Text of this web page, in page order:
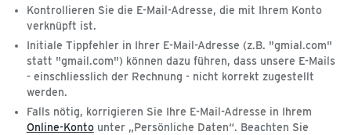
ÜBER TCHIBO
Datenschutz
AGB
MEINE TCHIBO FILIALE
Filialreservierung
Filiale finden
Click & Collect
Barrierefreiheitserklärung
Kundenservice & Hilfe
Kontrollieren Sie die E-Mail-Adresse, die mit Ihrem Konto
verknüpft ist.
Initiale Tippfehler in Ihrer E-Mail-Adresse (z.B. "gmial.com"
statt "gmail.com") können dazu führen, dass unsere E-Mails
- einschliesslich der Rechnung - nicht korrekt zugestellt
werden.
Falls nötig, korrigieren Sie Ihre E-Mail-Adresse in Ihrem
Online-Kontounter „Persönliche Daten“. Beachten Sie